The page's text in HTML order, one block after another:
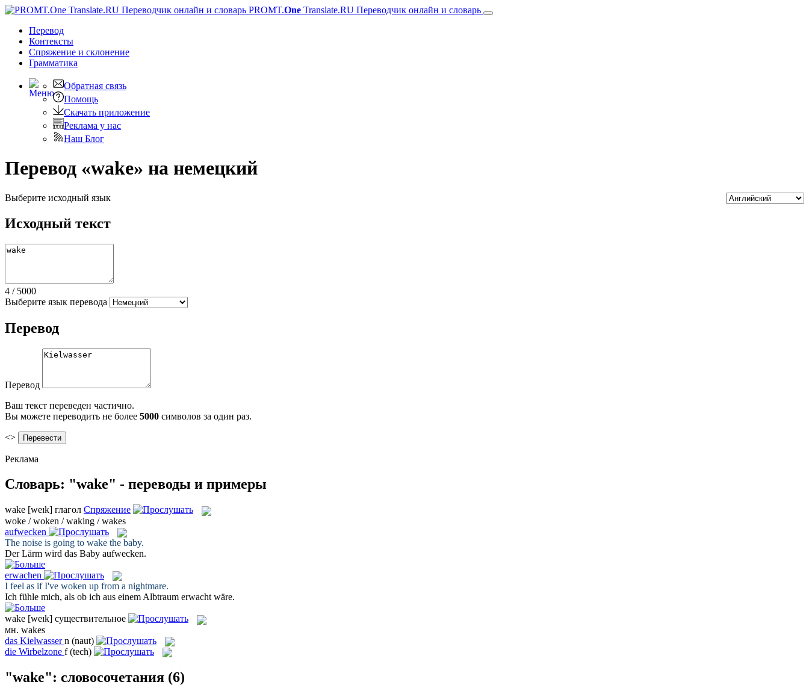
PROMT.One Translate.RU Переводчик онлайн и словарь
Перевод
Контексты
Спряжение и склонение
Грамматика
Обратная связь
Помощь
Скачать приложение
Реклама у нас
Наш Блог
Перевод «wake» на немецкий
Выберите исходный язык
Исходный текст
4 / 5000
Выберите язык перевода
Перевод
Перевод
Ваш текст переведен частично.
Вы можете переводить не более 5000 символов за один раз.
<>
Реклама
Словарь: "wake" - переводы и примеры
wake [weɪk] глагол Спряжение
woke / woken / waking / wakes
aufwecken
The noise is going to wake the baby.
Der Lärm wird das Baby aufwecken.
erwachen
I feel as if I've woken up from a nightmare.
Ich fühle mich, als ob ich aus einem Albtraum erwacht wäre.
wake [weɪk] существительное
мн. wakes
das Kielwasser n (naut)
die Wirbelzone f (tech)
"wake": словосочетания (6)